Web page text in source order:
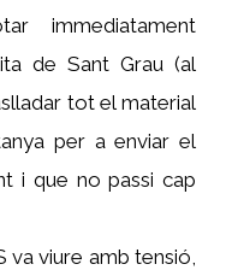
immediatament
de Sant Grau (al
tot el material
per a enviar el
i que no passi cap
va viure amb tensió,